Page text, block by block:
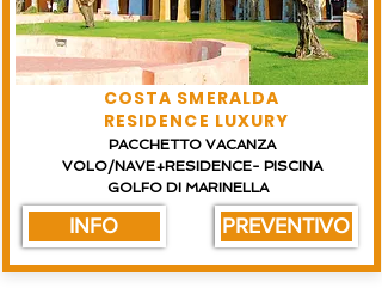
COSTA SMERALDA
RESIDENCE LUXURY
PACCHETTO VACANZA
VOLO/NAVE+RESIDENCE- PISCINA
GOLFO DI MARINELLA
INFO PREVENTIVO